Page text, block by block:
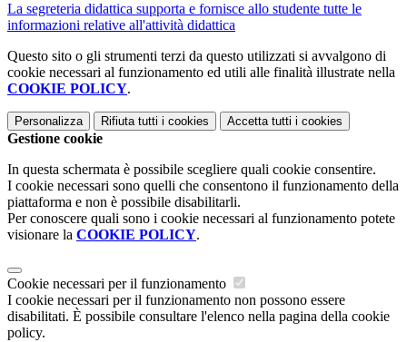
La segreteria didattica supporta e fornisce allo studente tutte le
informazioni relative all'attività didattica
Questo sito o gli strumenti terzi da questo utilizzati si avvalgono di
cookie necessari al funzionamento ed utili alle finalità illustrate nella
COOKIE POLICY.
Personalizza Rifiuta tutti i cookies Accetta tutti i cookies
Gestione cookie
In questa schermata è possibile scegliere quali cookie consentire.
I cookie necessari sono quelli che consentono il funzionamento della
piattaforma e non è possibile disabilitarli.
Per conoscere quali sono i cookie necessari al funzionamento potete
visionare la COOKIE POLICY.
Cookie necessari per il funzionamento
I cookie necessari per il funzionamento non possono essere
disabilitati. È possibile consultare l'elenco nella pagina della cookie
policy.